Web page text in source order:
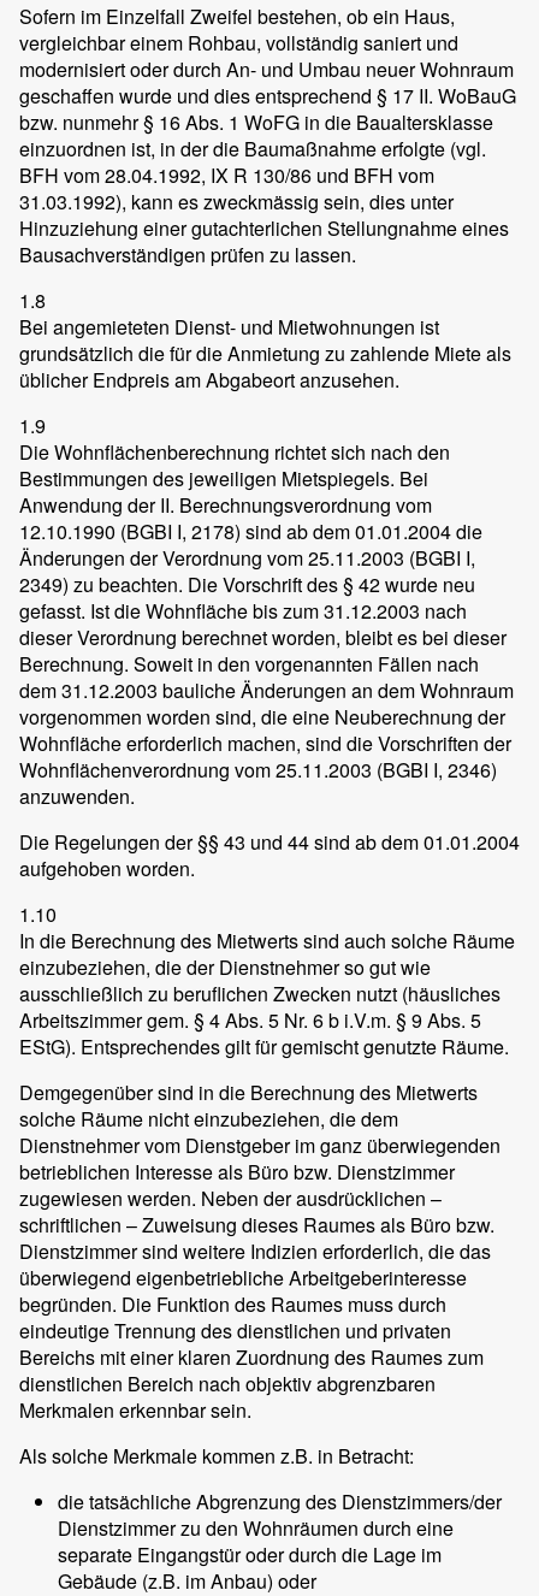
Sofern im Einzelfall Zweifel bestehen, ob ein Haus,
vergleichbar einem Rohbau, vollständig saniert und
modernisiert oder durch An- und Umbau neuer Wohnraum
geschaffen wurde und dies entsprechend § 17 II. WoBauG
bzw. nunmehr § 16 Abs. 1 WoFG in die Baualtersklasse
einzuordnen ist, in der die Baumaßnahme erfolgte (vgl.
BFH vom 28.04.1992, IX R 130/86 und BFH vom
31.03.1992), kann es zweckmässig sein, dies unter
Hinzuziehung einer gutachterlichen Stellungnahme eines
Bausachverständigen prüfen zu lassen.
1.8
Bei angemieteten Dienst- und Mietwohnungen ist
grundsätzlich die für die Anmietung zu zahlende Miete als
üblicher Endpreis am Abgabeort anzusehen.
1.9
Die Wohnflächenberechnung richtet sich nach den
Bestimmungen des jeweiligen Mietspiegels. Bei
Anwendung der II. Berechnungsverordnung vom
12.10.1990 (BGBI I, 2178) sind ab dem 01.01.2004 die
Änderungen der Verordnung vom 25.11.2003 (BGBI I,
2349) zu beachten. Die Vorschrift des § 42 wurde neu
gefasst. Ist die Wohnfläche bis zum 31.12.2003 nach
dieser Verordnung berechnet worden, bleibt es bei dieser
Berechnung. Soweit in den vorgenannten Fällen nach
dem 31.12.2003 bauliche Änderungen an dem Wohnraum
vorgenommen worden sind, die eine Neuberechnung der
Wohnfläche erforderlich machen, sind die Vorschriften der
Wohnflächenverordnung vom 25.11.2003 (BGBI I, 2346)
anzuwenden.
Die Regelungen der §§ 43 und 44 sind ab dem 01.01.2004
aufgehoben worden.
1.10
In die Berechnung des Mietwerts sind auch solche Räume
einzubeziehen, die der Dienstnehmer so gut wie
ausschließlich zu beruflichen Zwecken nutzt (häusliches
Arbeitszimmer gem. § 4 Abs. 5 Nr. 6 b i.V.m. § 9 Abs. 5
EStG). Entsprechendes gilt für gemischt genutzte Räume.
Demgegenüber sind in die Berechnung des Mietwerts
solche Räume nicht einzubeziehen, die dem
Dienstnehmer vom Dienstgeber im ganz überwiegenden
betrieblichen Interesse als Büro bzw. Dienstzimmer
zugewiesen werden. Neben der ausdrücklichen –
schriftlichen – Zuweisung dieses Raumes als Büro bzw.
Dienstzimmer sind weitere Indizien erforderlich, die das
überwiegend eigenbetriebliche Arbeitgeberinteresse
begründen. Die Funktion des Raumes muss durch
eindeutige Trennung des dienstlichen und privaten
Bereichs mit einer klaren Zuordnung des Raumes zum
dienstlichen Bereich nach objektiv abgrenzbaren
Merkmalen erkennbar sein.
Als solche Merkmale kommen z.B. in Betracht:
die tatsächliche Abgrenzung des Dienstzimmers/der
Dienstzimmer zu den Wohnräumen durch eine
separate Eingangstür oder durch die Lage im
Gebäude (z.B. im Anbau) oder